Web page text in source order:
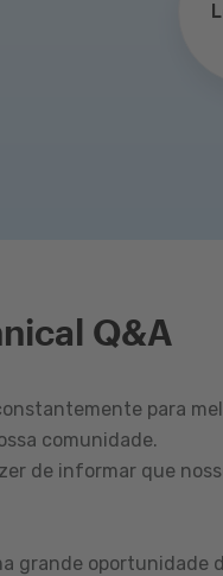
Q&A
para
comunidade.
de informar que
grande oportunidade